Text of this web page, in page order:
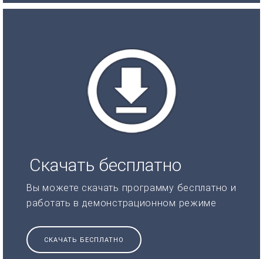
Скачать бесплатно
Вы можете скачать программу бесплатно и
работать в демонстрационном режиме
СКАЧАТЬ БЕСПЛАТНО